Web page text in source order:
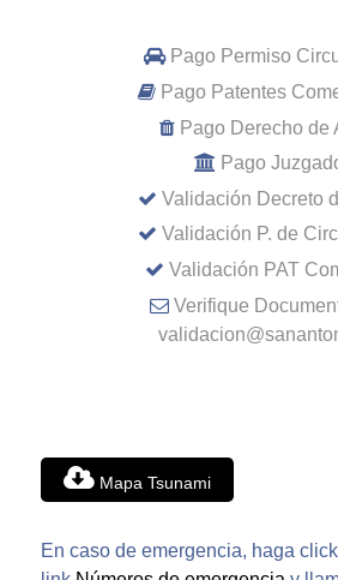
Pago Permiso
Pago Patentes
Pago Derecho de
Pago
Validación Decreto
Validación P. de
Validación PAT
Verifique
Mapa Tsunami
En caso de emergencia, haga